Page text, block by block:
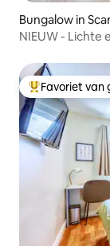
Bungalow in
NIEUW - Lichte
Topfavoriet
Favoriet van